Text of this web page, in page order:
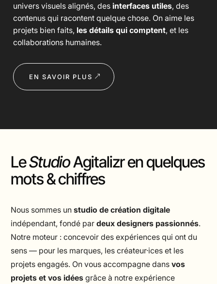
univers visuels alignés, des interfaces utiles, des
contenus qui racontent quelque chose. On aime les
projets bien faits, les détails qui comptent, et les
collaborations humaines.
EN SAVOIR PLUS
LeStudioAgitalizr en quelques
mots & chiffres
Nous sommes unstudio de création digitale
indépendant, fondé pardeux designers passionnés.
Notre moteur : concevoir des expériences qui ont du
sens — pour les marques, les créateur·ices et les
projets engagés. On vous accompagne dansvos
projets et vos idées grâce à notre expérience